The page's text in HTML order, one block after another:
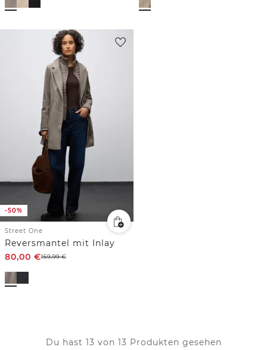
-50%
Street One
Reversmantel mit Inlay
80,00 €159,99€
Du hast 13 von 13 Produkten gesehen